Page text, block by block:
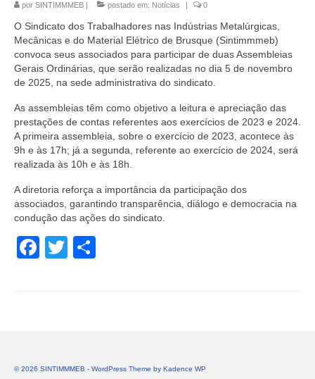
por SINTIMMMEB | postado em: Notícias | 0
O Sindicato dos Trabalhadores nas Indústrias Metalúrgicas,
Mecânicas e do Material Elétrico de Brusque (Sintimmmeb)
convoca seus associados para participar de duas Assembleias
Gerais Ordinárias, que serão realizadas no dia 5 de novembro
de 2025, na sede administrativa do sindicato.
As assembleias têm como objetivo a leitura e apreciação das
prestações de contas referentes aos exercícios de 2023 e 2024.
A primeira assembleia, sobre o exercício de 2023, acontece às
9h e às 17h; já a segunda, referente ao exercício de 2024, será
realizada às 10h e às 18h.
A diretoria reforça a importância da participação dos
associados, garantindo transparência, diálogo e democracia na
condução das ações do sindicato.
Facebook
Twitter
© 2026 SINTIMMMEB - WordPress Theme by Kadence WP